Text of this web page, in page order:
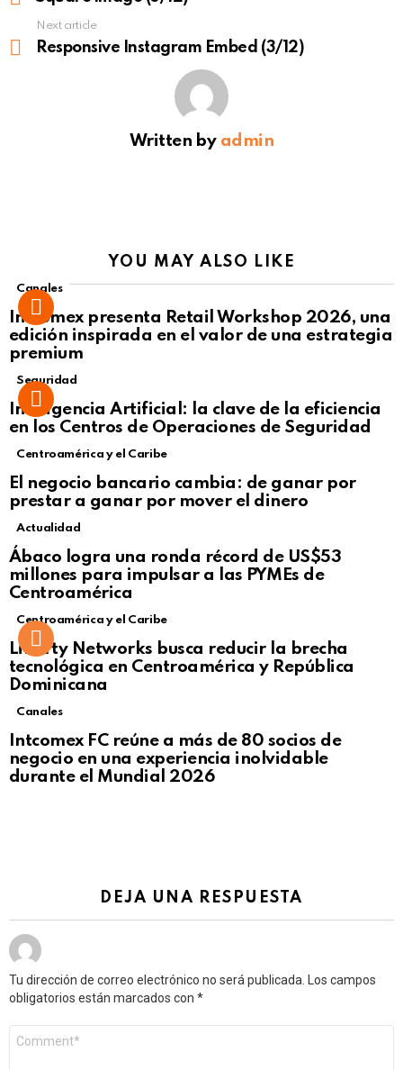
Next article
Responsive Instagram Embed (3/12)
Written by admin
YOU MAY ALSO LIKE
Canales
Intcomex presenta Retail Workshop 2026, una
edición inspirada en el valor de una estrategia
premium
Seguridad
Inteligencia Artificial: la clave de la eficiencia
en los Centros de Operaciones de Seguridad
Centroamérica y el Caribe
El negocio bancario cambia: de ganar por
prestar a ganar por mover el dinero
Not Safe For Work
Click to view this post
Actualidad
Ábaco logra una ronda récord de US$53
millones para impulsar a las PYMEs de
Centroamérica
Centroamérica y el Caribe
Liberty Networks busca reducir la brecha
tecnológica en Centroamérica y República
Dominicana
Canales
Intcomex FC reúne a más de 80 socios de
negocio en una experiencia inolvidable
durante el Mundial 2026
DEJA UNA RESPUESTA
Tu dirección de correo electrónico no será publicada.
Los campos
obligatorios están marcados con *